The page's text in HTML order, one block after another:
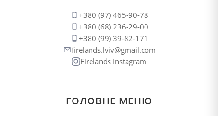
+380 (97) 465-90-78
+380 (68) 236-29-00
+380 (99) 39-82-171
firelands.lviv@gmail.com
Firelands Instagram
ГОЛОВНЕ МЕНЮ